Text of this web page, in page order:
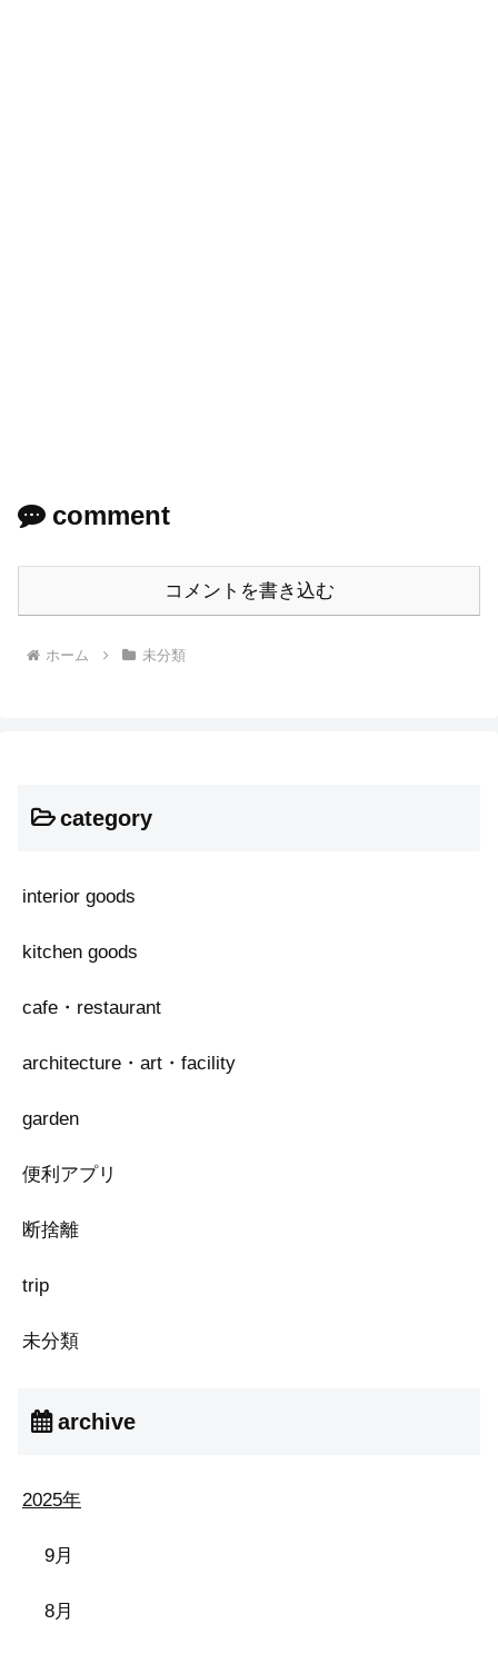
comment
コメントを書き込む
ホーム 未分類
category
interior goods
kitchen goods
cafe・restaurant
architecture・art・facility
garden
便利アプリ
断捨離
trip
未分類
archive
2025年
9月
8月